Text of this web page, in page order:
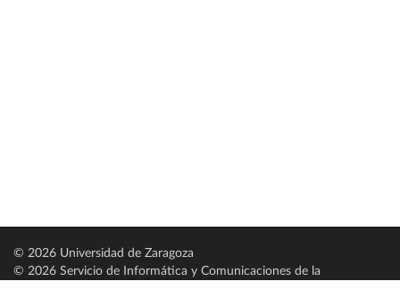
© 2026 Universidad de Zaragoza
© 2026 Servicio de Informática y Comunicaciones de la